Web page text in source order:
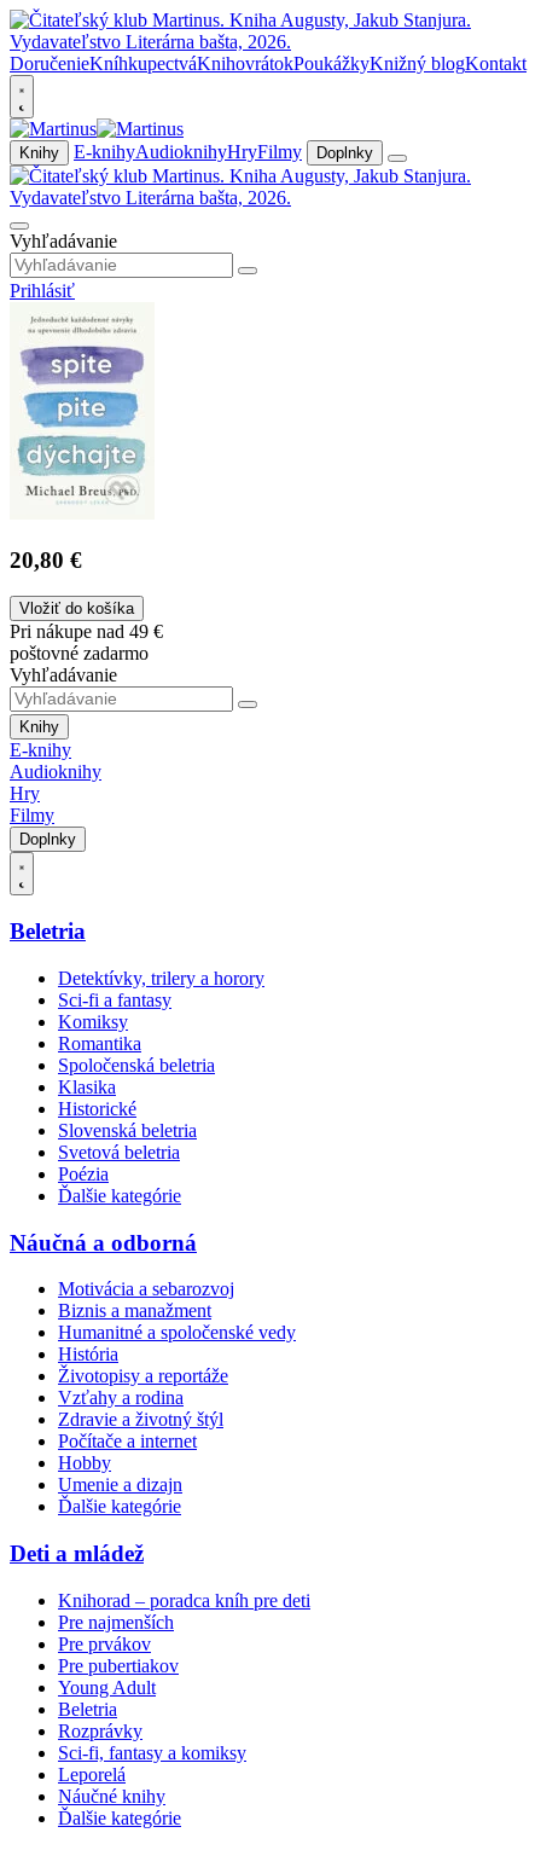
DoručenieKníhkupectváKnihovrátokPoukážkyKnižný blogKontakt
Knihy E-knihyAudioknihyHryFilmy Doplnky
Vyhľadávanie
Prihlásiť
20,80 €
Vložiť do košíka
Pri nákupe nad 49 €
poštovné zadarmo
Vyhľadávanie
Knihy
E-knihy
Audioknihy
Hry
Filmy
Doplnky
Beletria
Detektívky, trilery a horory
Sci-fi a fantasy
Komiksy
Romantika
Spoločenská beletria
Klasika
Historické
Slovenská beletria
Svetová beletria
Poézia
Ďalšie kategórie
Náučná a odborná
Motivácia a sebarozvoj
Biznis a manažment
Humanitné a spoločenské vedy
História
Životopisy a reportáže
Vzťahy a rodina
Zdravie a životný štýl
Počítače a internet
Hobby
Umenie a dizajn
Ďalšie kategórie
Deti a mládež
Knihorad – poradca kníh pre deti
Pre najmenších
Pre prvákov
Pre pubertiakov
Young Adult
Beletria
Rozprávky
Sci-fi, fantasy a komiksy
Leporelá
Náučné knihy
Ďalšie kategórie